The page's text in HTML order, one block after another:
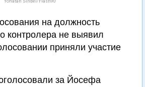
Yonatan Sindel/Flash90
на должность
контролера не выявил
приняли участие
за Йосефа